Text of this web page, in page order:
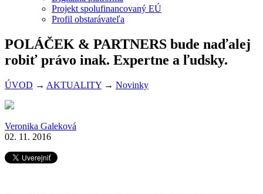
Projekt spolufinancovaný EÚ
Profil obstarávateľa
POLÁČEK & PARTNERS bude naďalej
robiť právo inak. Expertne a ľudsky.
ÚVOD → AKTUALITY → Novinky
Veronika Galeková
02. 11. 2016